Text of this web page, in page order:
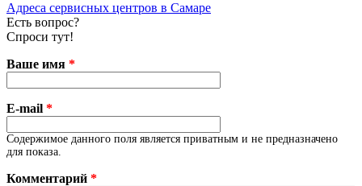
Адреса сервисных центров в Самаре
Есть вопрос?
Спроси тут!
Ваше имя *
E-mail *
Содержимое данного поля является приватным и не предназначено
для показа.
Комментарий *